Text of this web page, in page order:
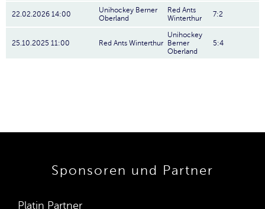
22.02.2026 14:00
Unihockey Berner
Oberland
Red Ants
Winterthur
7:2
25.10.2025 11:00 Red Ants Winterthur
Unihockey
Berner
Oberland
5:4
Sponsoren und Partner
Platin Partner